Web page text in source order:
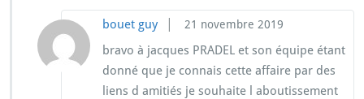
bouet guy 21 novembre 2019
bravo à jacques PRADEL et son équipe étant
donné que je connais cette affaire par des
liens d amitiés je souhaite l aboutissement